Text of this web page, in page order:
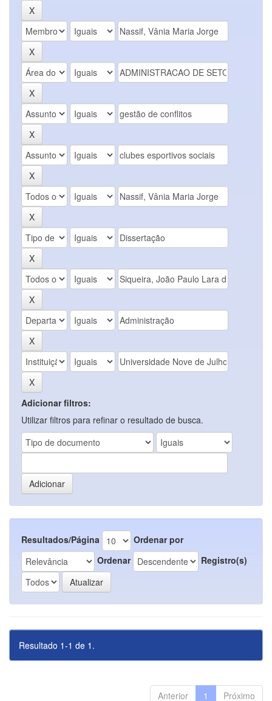
Adicionar filtros:
Utilizar filtros para refinar o resultado de busca.
Resultados/Página
Ordenar por
Ordenar
Registro(s)
Resultado 1-1 de 1.
Anterior 1 Próximo